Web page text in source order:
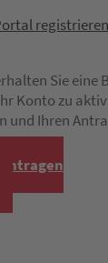
Sie eine
Konto zu
und Ihren